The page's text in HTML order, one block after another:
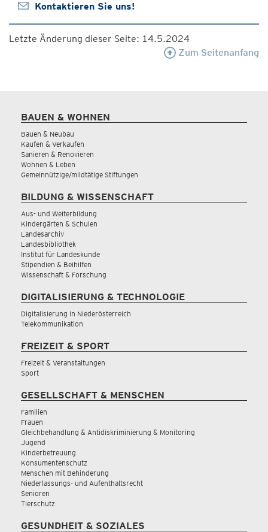
Kontaktieren Sie uns!
Letzte Änderung dieser Seite: 14.5.2024
Zum Seitenanfang
BAUEN & WOHNEN
Bauen & Neubau
Kaufen & Verkaufen
Sanieren & Renovieren
Wohnen & Leben
Gemeinnützige/mildtätige Stiftungen
BILDUNG & WISSENSCHAFT
Aus- und Weiterbildung
Kindergärten & Schulen
Landesarchiv
Landesbibliothek
Institut für Landeskunde
Stipendien & Beihilfen
Wissenschaft & Forschung
DIGITALISIERUNG & TECHNOLOGIE
Digitalisierung in Niederösterreich
Telekommunikation
FREIZEIT & SPORT
Freizeit & Veranstaltungen
Sport
GESELLSCHAFT & MENSCHEN
Familien
Frauen
Gleichbehandlung & Antidiskriminierung & Monitoring
Jugend
Kinderbetreuung
Konsumentenschutz
Menschen mit Behinderung
Niederlassungs- und Aufenthaltsrecht
Senioren
Tierschutz
GESUNDHEIT & SOZIALES